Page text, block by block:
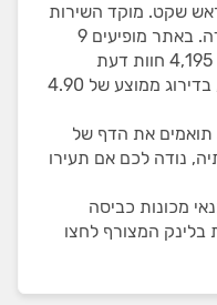
שקט. מוקד השירות
שלנו ילווה אתכם עד לסיום העבודה. באתר מופיעים 9
טכנאי מכונות כביסה שבדקנו עם 4,195 חוות דעת
מאומתות על תיקון מכונת כביסה, בדירוג ממוצע של 4.90
את הדף של
נודה לכם אם תעירו
מכונות כביסה
המצורף לחצו